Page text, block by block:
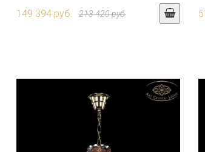
149 394 руб. 213 420 руб.